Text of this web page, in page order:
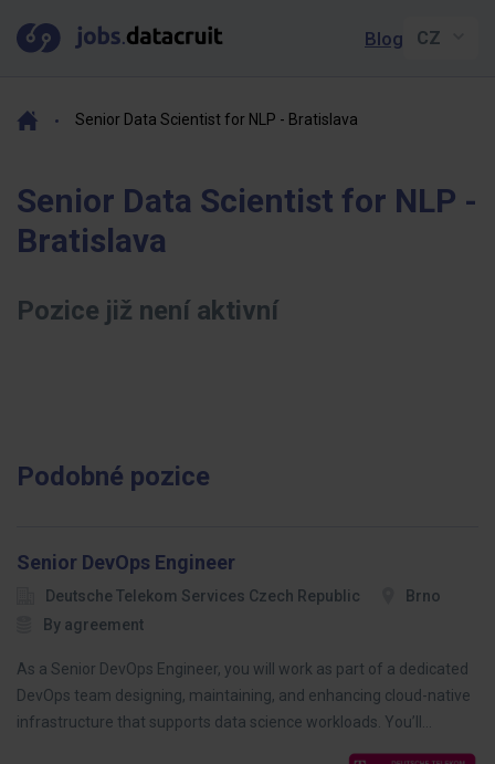
Blog
Senior Data Scientist for NLP - Bratislava
Senior Data Scientist for NLP -
Bratislava
Pozice již není aktivní
Podobné pozice
Senior DevOps Engineer
Deutsche Telekom Services Czech Republic
Brno
By agreement
As a Senior DevOps Engineer, you will work as part of a dedicated
DevOps team designing, maintaining, and enhancing cloud-native
infrastructure that supports data science workloads. You’ll…